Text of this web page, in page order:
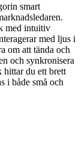
smart
med intuitiv
med ljus i
om att tända och
och synkronisera
du ett brett
i både små och